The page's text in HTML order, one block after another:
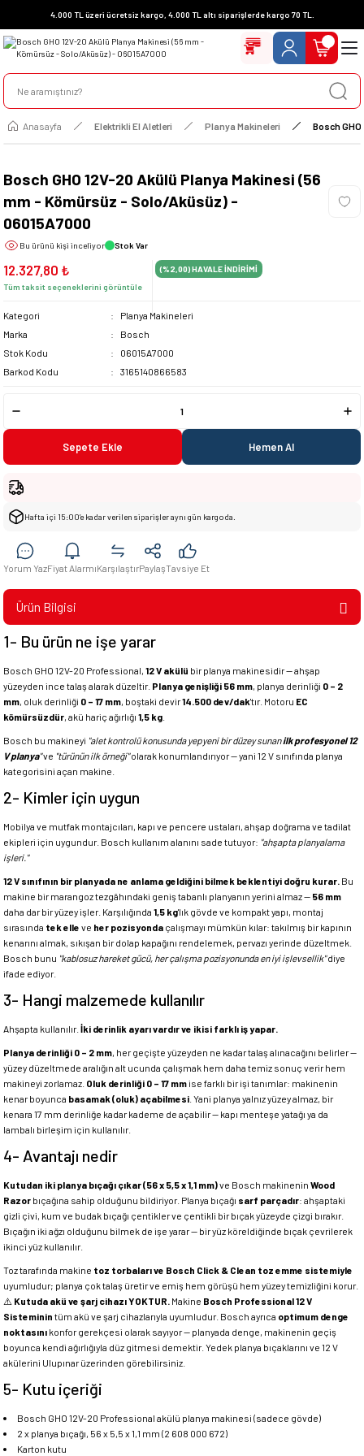
4.000 TL üzeri ücretsiz kargo, 4.000 TL altı siparişlerde kargo 70 TL.
Anasayfa Elektrikli El Aletleri Planya Makineleri Bosch
Bosch GHO 12V-20 Akülü Planya Makinesi (56
mm - Kömürsüz - Solo/Aküsüz) -
06015A7000
Bu ürünü kişi inceliyor Stok Var
12.327,80 ₺
Tüm taksit seçeneklerini görüntüle
(%2,00)HAVALE İNDİRİMİ
Kategori
Planya Makineleri
Marka
Bosch
Stok Kodu
06015A7000
Barkod Kodu
3165140866583
Sepete Ekle Hemen Al
Hafta içi 15:00’e kadar verilen siparişler aynı gün kargoda.
Yorum YazFiyat AlarmıKarşılaştırPaylaşTavsiye Et
Ürün Bilgisi
1- Bu ürün ne işe yarar
Bosch GHO 12V-20 Professional, 12 V akülü bir planya makinesidir — ahşap
yüzeyden ince talaş alarak düzeltir. Planya genişliği 56 mm, planya derinliği 0 – 2
mm, oluk derinliği 0 – 17 mm, boştaki devir14.500 dev/dak'tır. Motoru EC
kömürsüzdür, akü hariç ağırlığı 1,5 kg
Bosch bu makineyi "alet kontrolü konusunda yepyeni bir düzey sunanilk profesyonel 12
V planya"ve "türünün ilk örneği"olarak konumlandırıyor — yani 12 V sınıfında planya
kategorisini açan makine.
2- Kimler için uygun
Mobilya ve mutfak montajcıları, kapı ve pencere ustaları, ahşap doğrama ve tadilat
ekipleri için uygundur. Bosch kullanım alanını sade tutuyor: "ahşapta planyalama
işleri."
12 V sınıfının bir planyada ne anlama geldiğini bilmek beklentiyi doğru kurar. Bu
makine bir marangoz tezgâhındaki geniş tabanlı planyanın yerini almaz — 56 mm
daha dar bir yüzey işler. Karşılığında 1,5 kg'lık gövde ve kompakt yapı, montaj
sırasında tek elle ve her pozisyonda çalışmayı mümkün kılar: takılmış bir kapının
kenarını almak, sıkışan bir dolap kapağını rendelemek, pervazı yerinde düzeltmek.
Bosch bunu "kablosuz hareket gücü, her çalışma pozisyonunda en iyi işlevsellik"diye
ifade ediyor.
3- Hangi malzemede kullanılır
Ahşapta kullanılır. İki derinlik ayarı vardır ve ikisi farklı iş yapar.
Planya derinliği 0 – 2 mm, her geçişte yüzeyden ne kadar talaş alınacağını belirler —
yüzey düzeltmede aralığın alt ucunda çalışmak hem daha temiz sonuç verir hem
makineyi zorlamaz. Oluk derinliği 0 – 17 mmise farklı bir işi tanımlar: makinenin
kenar boyunca basamak (oluk) açabilmesi . Yani planya yalnız yüzey almaz, bir
kenara 17 mm derinliğe kadar kademe de açabilir — kapı menteşe yatağı ya da
lambalı birleşim için kullanılır.
4- Avantajı nedir
Kutudan iki planya bıçağı çıkar (56 x 5,5 x 1,1 mm)ve Bosch makinenin Wood
Razor bıçağına sahip olduğunu bildiriyor. Planya bıçağı sarf parçadır: ahşaptaki
gizli çivi, kum ve budak bıçağı çentikler ve çentikli bir bıçak yüzeyde çizgi bırakır.
Bıçağın iki ağzı olduğunu bilmek de işe yarar — bir yüz köreldiğinde bıçak çevrilerek
ikinci yüz kullanılır.
Toz tarafında makine toz torbaları ve Bosch Click & Clean toz emme sistemiyle
uyumludur; planya çok talaş üretir ve emiş hem görüşü hem yüzey temizliğini korur.
⚠️ Kutuda akü ve şarj cihazı YOKTUR. Makine Bosch Professional 12 V
Sisteminin tüm akü ve şarj cihazlarıyla uyumludur. Bosch ayrıca optimum denge
noktasını konfor gerekçesi olarak sayıyor — planyada denge, makinenin geçiş
boyunca kendi ağırlığıyla düz gitmesi demektir. Yedek planya bıçaklarını ve 12 V
akülerini Ulupınar üzerinden görebilirsiniz.
5- Kutu içeriği
Bosch GHO 12V-20 Professional akülü planya makinesi (sadece gövde)
2 x planya bıçağı, 56 x 5,5 x 1,1 mm (2 608 000 672)
Karton kutu